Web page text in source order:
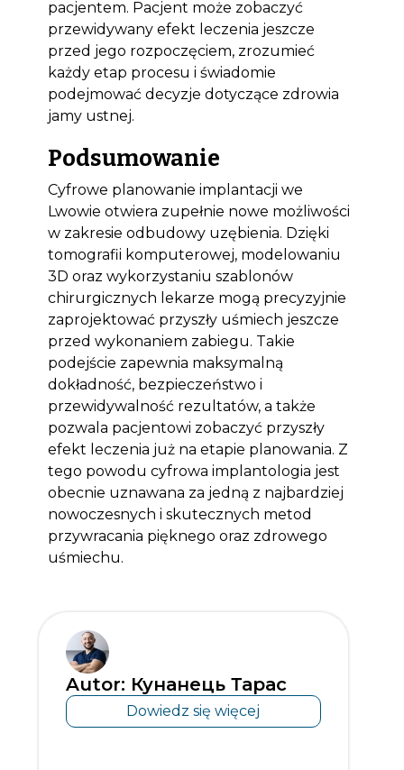
pacjentem. Pacjent może zobaczyć
przewidywany efekt leczenia jeszcze
przed jego rozpoczęciem, zrozumieć
każdy etap procesu i świadomie
podejmować decyzje dotyczące zdrowia
jamy ustnej.
Podsumowanie
Cyfrowe planowanie implantacji we
Lwowie otwiera zupełnie nowe możliwości
w zakresie odbudowy uzębienia. Dzięki
tomografii komputerowej, modelowaniu
3D oraz wykorzystaniu szablonów
chirurgicznych lekarze mogą precyzyjnie
zaprojektować przyszły uśmiech jeszcze
przed wykonaniem zabiegu. Takie
podejście zapewnia maksymalną
dokładność, bezpieczeństwo i
przewidywalność rezultatów, a także
pozwala pacjentowi zobaczyć przyszły
efekt leczenia już na etapie planowania. Z
tego powodu cyfrowa implantologia jest
obecnie uznawana za jedną z najbardziej
nowoczesnych i skutecznych metod
przywracania pięknego oraz zdrowego
uśmiechu.
Autor: Кунанець Тарас
Dowiedz się więcej